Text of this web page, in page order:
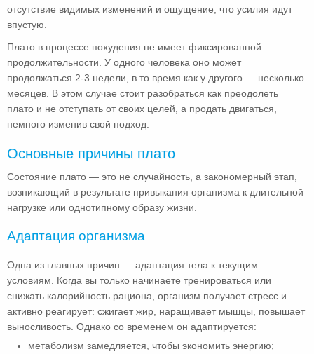
отсутствие видимых изменений и ощущение, что усилия идут
впустую.
Плато в процессе похудения не имеет фиксированной
продолжительности. У одного человека оно может
продолжаться 2-3 недели, в то время как у другого — несколько
месяцев. В этом случае стоит разобраться как преодолеть
плато и не отступать от своих целей, а продать двигаться,
немного изменив свой подход.
Основные причины плато
Состояние плато — это не случайность, а закономерный этап,
возникающий в результате привыкания организма к длительной
нагрузке или однотипному образу жизни.
Адаптация организма
Одна из главных причин — адаптация тела к текущим
условиям. Когда вы только начинаете тренироваться или
снижать калорийность рациона, организм получает стресс и
активно реагирует: сжигает жир, наращивает мышцы, повышает
выносливость. Однако со временем он адаптируется:
метаболизм замедляется, чтобы экономить энергию;